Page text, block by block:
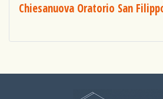
Chiesanuova Oratorio San